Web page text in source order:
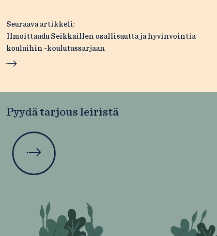
Seuraava artikkeli:
Ilmoittaudu Seikkaillen osallisuutta ja hyvinvointia
kouluihin -koulutussarjaan
Pyydä tarjous leiristä